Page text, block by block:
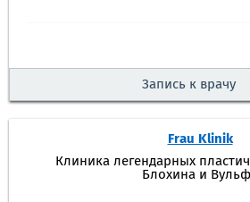
Запись к врачу
Frau Klinik
Клиника легендарных
Блохина и